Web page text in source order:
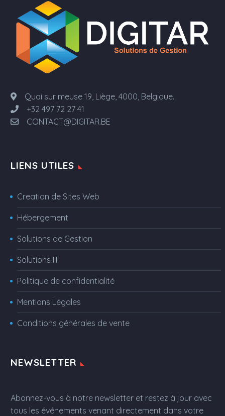
Quai sur meuse 19, Liège, 4000, Belgique.
+32 497 72 27 41
CONTACT@DIGITAR.BE
LIENS UTILES
Creation de Sites Web
Hébergement
Solutions de Gestion
Solutions IT
Politique de confidentialité
Mentions Légales
Conditions générales de vente
NEWSLETTER
Abonnez-vous à notre newsletter et restez à jour avec
tous les événements venant directement dans votre